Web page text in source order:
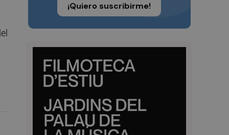
¡Quiero suscribirme!